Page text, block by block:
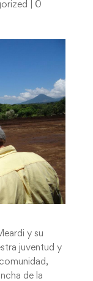
0
y su
juventud y
de la